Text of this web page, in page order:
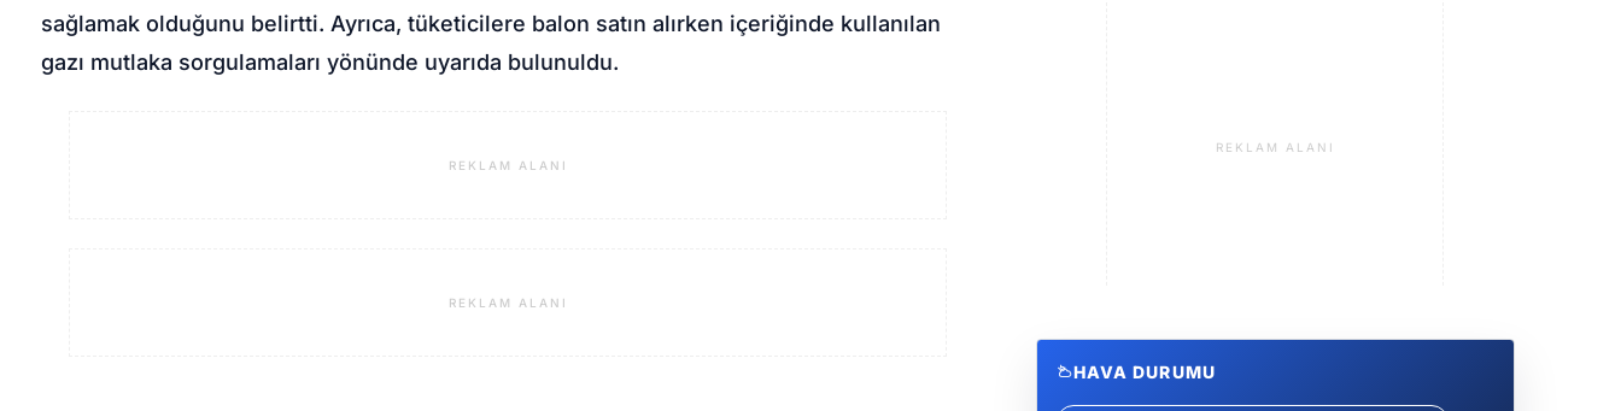
sağlamak olduğunu belirtti. Ayrıca, tüketicilere balon satın alırken içeriğinde kullanılan
gazı mutlaka sorgulamaları yönünde uyarıda bulunuldu.
REKLAM ALANI
REKLAM ALANI
REKLAM ALANI
HAVA DURUMU